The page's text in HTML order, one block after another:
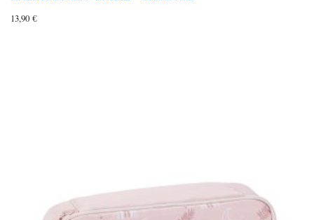
13,90 €